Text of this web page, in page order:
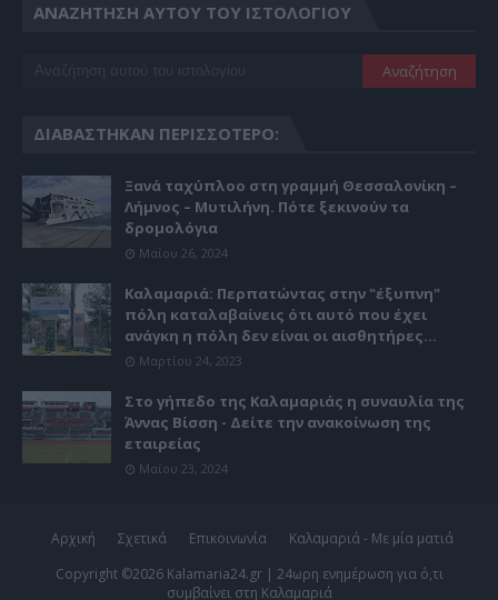
ΑΝΑΖΉΤΗΣΗ ΑΥΤΟΎ ΤΟΥ ΙΣΤΟΛΟΓΊΟΥ
ΔΙΑΒΆΣΤΗΚΑΝ ΠΕΡΙΣΣΌΤΕΡΟ:
Ξανά ταχύπλοο στη γραμμή Θεσσαλονίκη –
Λήμνος – Μυτιλήνη. Πότε ξεκινούν τα
δρομολόγια
Μαΐου 26, 2024
Καλαμαριά: Περπατώντας στην "έξυπνη"
πόλη καταλαβαίνεις ότι αυτό που έχει
ανάγκη η πόλη δεν είναι οι αισθητήρες...
Μαρτίου 24, 2023
Στο γήπεδο της Καλαμαριάς η συναυλία της
Άννας Βίσση - Δείτε την ανακοίνωση της
εταιρείας
Μαΐου 23, 2024
Αρχική Σχετικά Επικοινωνία
Καλαμαριά - Με μία ματιά
Copyright ©2026 Kalamaria24.gr | 24ωρη ενημέρωση για ό,τι
συμβαίνει στη Καλαμαριά